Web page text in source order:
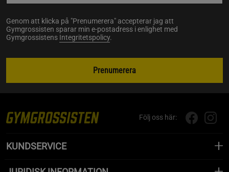
Genom att klicka på "Prenumerera" accepterar jag att
Gymgrossisten sparar min e-postadress i enlighet med
Gymgrossistens Integritetspolicy.
Prenumerera
Följ oss här:
KUNDSERVICE